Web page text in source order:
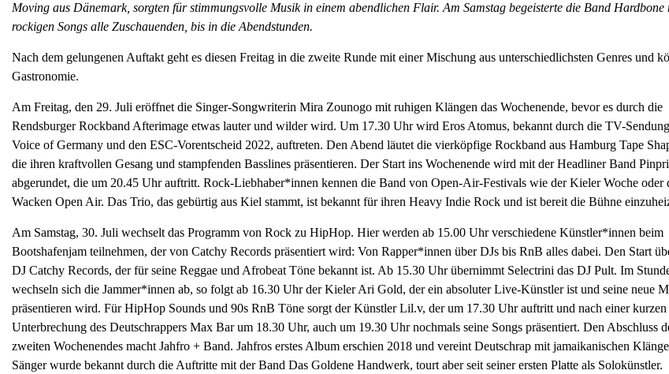
Moving aus Dänemark, sorgten für stimmungsvolle Musik in einem abendlichen Flair. Am Samstag begeisterte die Band Hardbone
rockigen Songs alle Zuschauenden, bis in die Abendstunden.
Nach dem gelungenen Auftakt geht es diesen Freitag in die zweite Runde mit einer Mischung aus unterschiedlichsten Genres und
Gastronomie.
Am Freitag, den 29. Juli eröffnet die Singer-Songwriterin Mira Zounogo mit ruhigen Klängen das Wochenende, bevor es durch die
Rendsburger Rockband Afterimage etwas lauter und wilder wird. Um 17.30 Uhr wird Eros Atomus, bekannt durch die TV-
Voice of Germany und den ESC-Vorentscheid 2022, auftreten. Den Abend läutet die vierköpfige Rockband aus Hamburg Tape
die ihren kraftvollen Gesang und stampfenden Basslines präsentieren. Der Start ins Wochenende wird mit der Headliner Band
abgerundet, die um 20.45 Uhr auftritt. Rock-Liebhaber*innen kennen die Band von Open-Air-Festivals wie der Kieler Woche oder
Wacken Open Air. Das Trio, das gebürtig aus Kiel stammt, ist bekannt für ihren Heavy Indie Rock und ist bereit die Bühne
Am Samstag, 30. Juli wechselt das Programm von Rock zu HipHop. Hier werden ab 15.00 Uhr verschiedene Künstler*innen beim
Bootshafenjam teilnehmen, der von Catchy Records präsentiert wird: Von Rapper*innen über DJs bis RnB alles dabei. Den Start
DJ Catchy Records, der für seine Reggae und Afrobeat Töne bekannt ist. Ab 15.30 Uhr übernimmt Selectrini das DJ Pult. Im
wechseln sich die Jammer*innen ab, so folgt ab 16.30 Uhr der Kieler Ari Gold, der ein absoluter Live-Künstler ist und seine neue
präsentieren wird. Für HipHop Sounds und 90s RnB Töne sorgt der Künstler Lil.v, der um 17.30 Uhr auftritt und nach einer kurzen
Unterbrechung des Deutschrappers Max Bar um 18.30 Uhr, auch um 19.30 Uhr nochmals seine Songs präsentiert. Den Abschluss
zweiten Wochenendes macht Jahfro + Band. Jahfros erstes Album erschien 2018 und vereint Deutschrap mit jamaikanischen
Sänger wurde bekannt durch die Auftritte mit der Band Das Goldene Handwerk, tourt aber seit seiner ersten Platte als Solokünstler.